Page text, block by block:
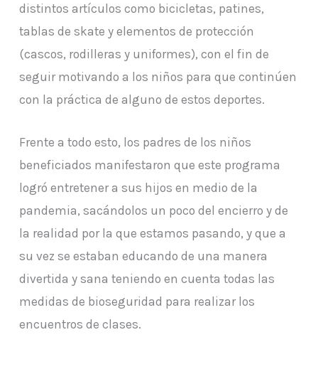
distintos artículos como bicicletas, patines,
tablas de skate y elementos de protección
(cascos, rodilleras y uniformes), con el fin de
seguir motivando a los niños para que continúen
con la práctica de alguno de estos deportes.
Frente a todo esto, los padres de los niños
beneficiados manifestaron que este programa
logró entretener a sus hijos en medio de la
pandemia, sacándolos un poco del encierro y de
la realidad por la que estamos pasando, y que a
su vez se estaban educando de una manera
divertida y sana teniendo en cuenta todas las
medidas de bioseguridad para realizar los
encuentros de clases.